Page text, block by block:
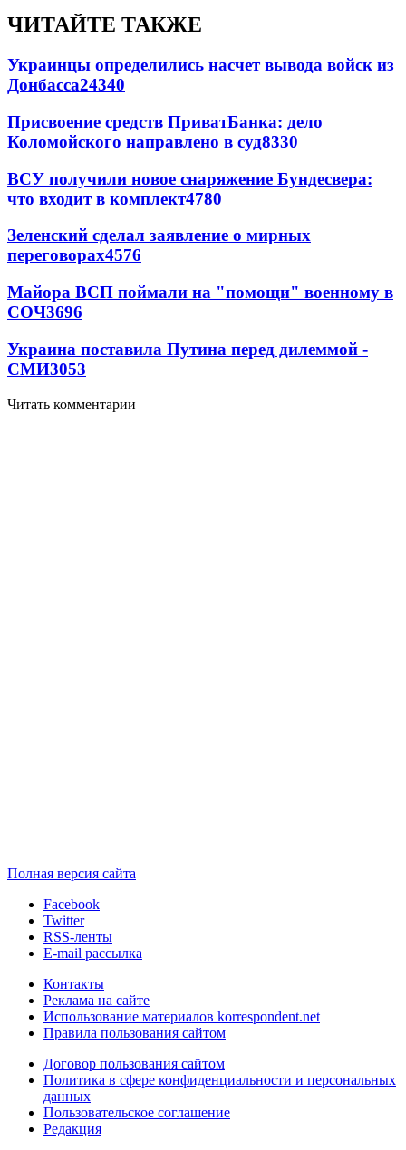
ЧИТАЙТЕ ТАКЖЕ
Украинцы определились насчет вывода войск из
Донбасса24340
Присвоение средств ПриватБанка: дело
Коломойского направлено в суд8330
ВСУ получили новое снаряжение Бундесвера:
что входит в комплект4780
Зеленский сделал заявление о мирных
переговорах4576
Майора ВСП поймали на "помощи" военному в
СОЧ3696
Украина поставила Путина перед дилеммой -
СМИ3053
Читать комментарии
Полная версия сайта
Facebook
Twitter
RSS-ленты
E-mail рассылка
Контакты
Реклама на сайте
Использование материалов korrespondent.net
Правила пользования сайтом
Договор пользования сайтом
Политика в сфере конфиденциальности и персональных
данных
Пользовательское соглашение
Редакция